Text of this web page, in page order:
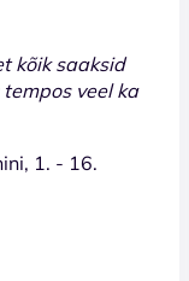
kõik saaksid
veel ka
1. - 16.